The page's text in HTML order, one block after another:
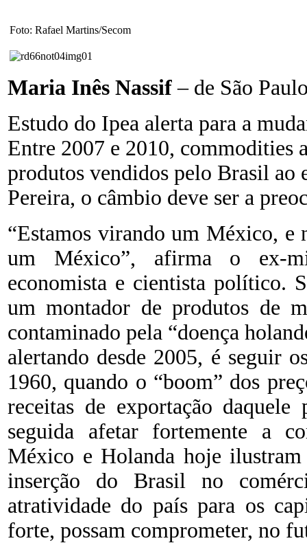
Foto: Rafael Martins/Secom
Maria Inês Nassif – de São
Estudo do Ipea alerta para a
Entre 2007 e 2010, commodities
produtos vendidos pelo Brasil ao
Pereira, o câmbio deve ser a
“Estamos virando um México, e
um México”, afirma o ex-
economista e cientista político.
um montador de produtos de
contaminado pela “doença
alertando desde 2005, é seguir
1960, quando o “boom” dos
receitas de exportação
seguida afetar fortemente a
México e Holanda hoje
inserção do Brasil no
atratividade do país para os
forte, possam comprometer, no